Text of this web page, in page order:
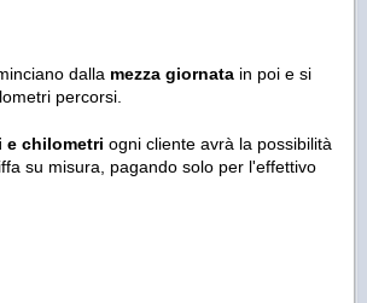
dalla mezza giornata in poi e si
percorsi.
e chilometri ogni cliente avrà la possibilità
su misura, pagando solo per l'effettivo